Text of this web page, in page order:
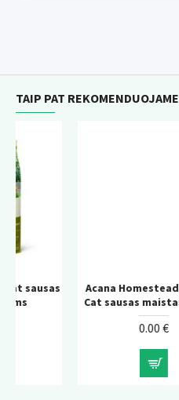
TAIP PAT REKOMENDUOJAME
Acana Homestead Harvest
Cat sausas maistas katėms